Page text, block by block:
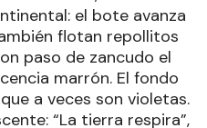
el bote avanza
flotan repollitos
paso de zancudo el
marrón. El fondo
a veces son violetas.
“La tierra respira”,